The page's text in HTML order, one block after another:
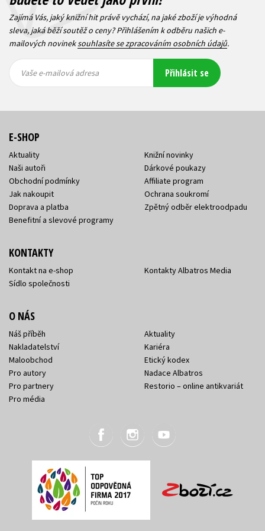
Zajímá Vás, jaký knižní hit právě vychází, na jaké zboží je výhodná
sleva, jaká běží soutěž o ceny? Přihlášením k odběru našich e-
mailových novineksouhlasíte se zpracováním osobních údajů.
mailová
mailová
Vaše e-mailová adresa Přihlásit se
E-SHOP
Aktuality
Naši autoři
Obchodní podmínky
Jak nakoupit
Doprava a platba
Benefitní a slevové programy
Knižní novinky
Dárkové poukazy
Affiliate program
Ochrana soukromí
Zpětný odběr elektroodpadu
KONTAKTY
Kontakt na e-shop
Sídlo společnosti
Kontakty Albatros Media
O NÁS
Náš příběh
Nakladatelství
Maloobchod
Pro autory
Pro partnery
Pro média
Aktuality
Kariéra
Etický kodex
Nadace Albatros
Restorio – online antikvariát